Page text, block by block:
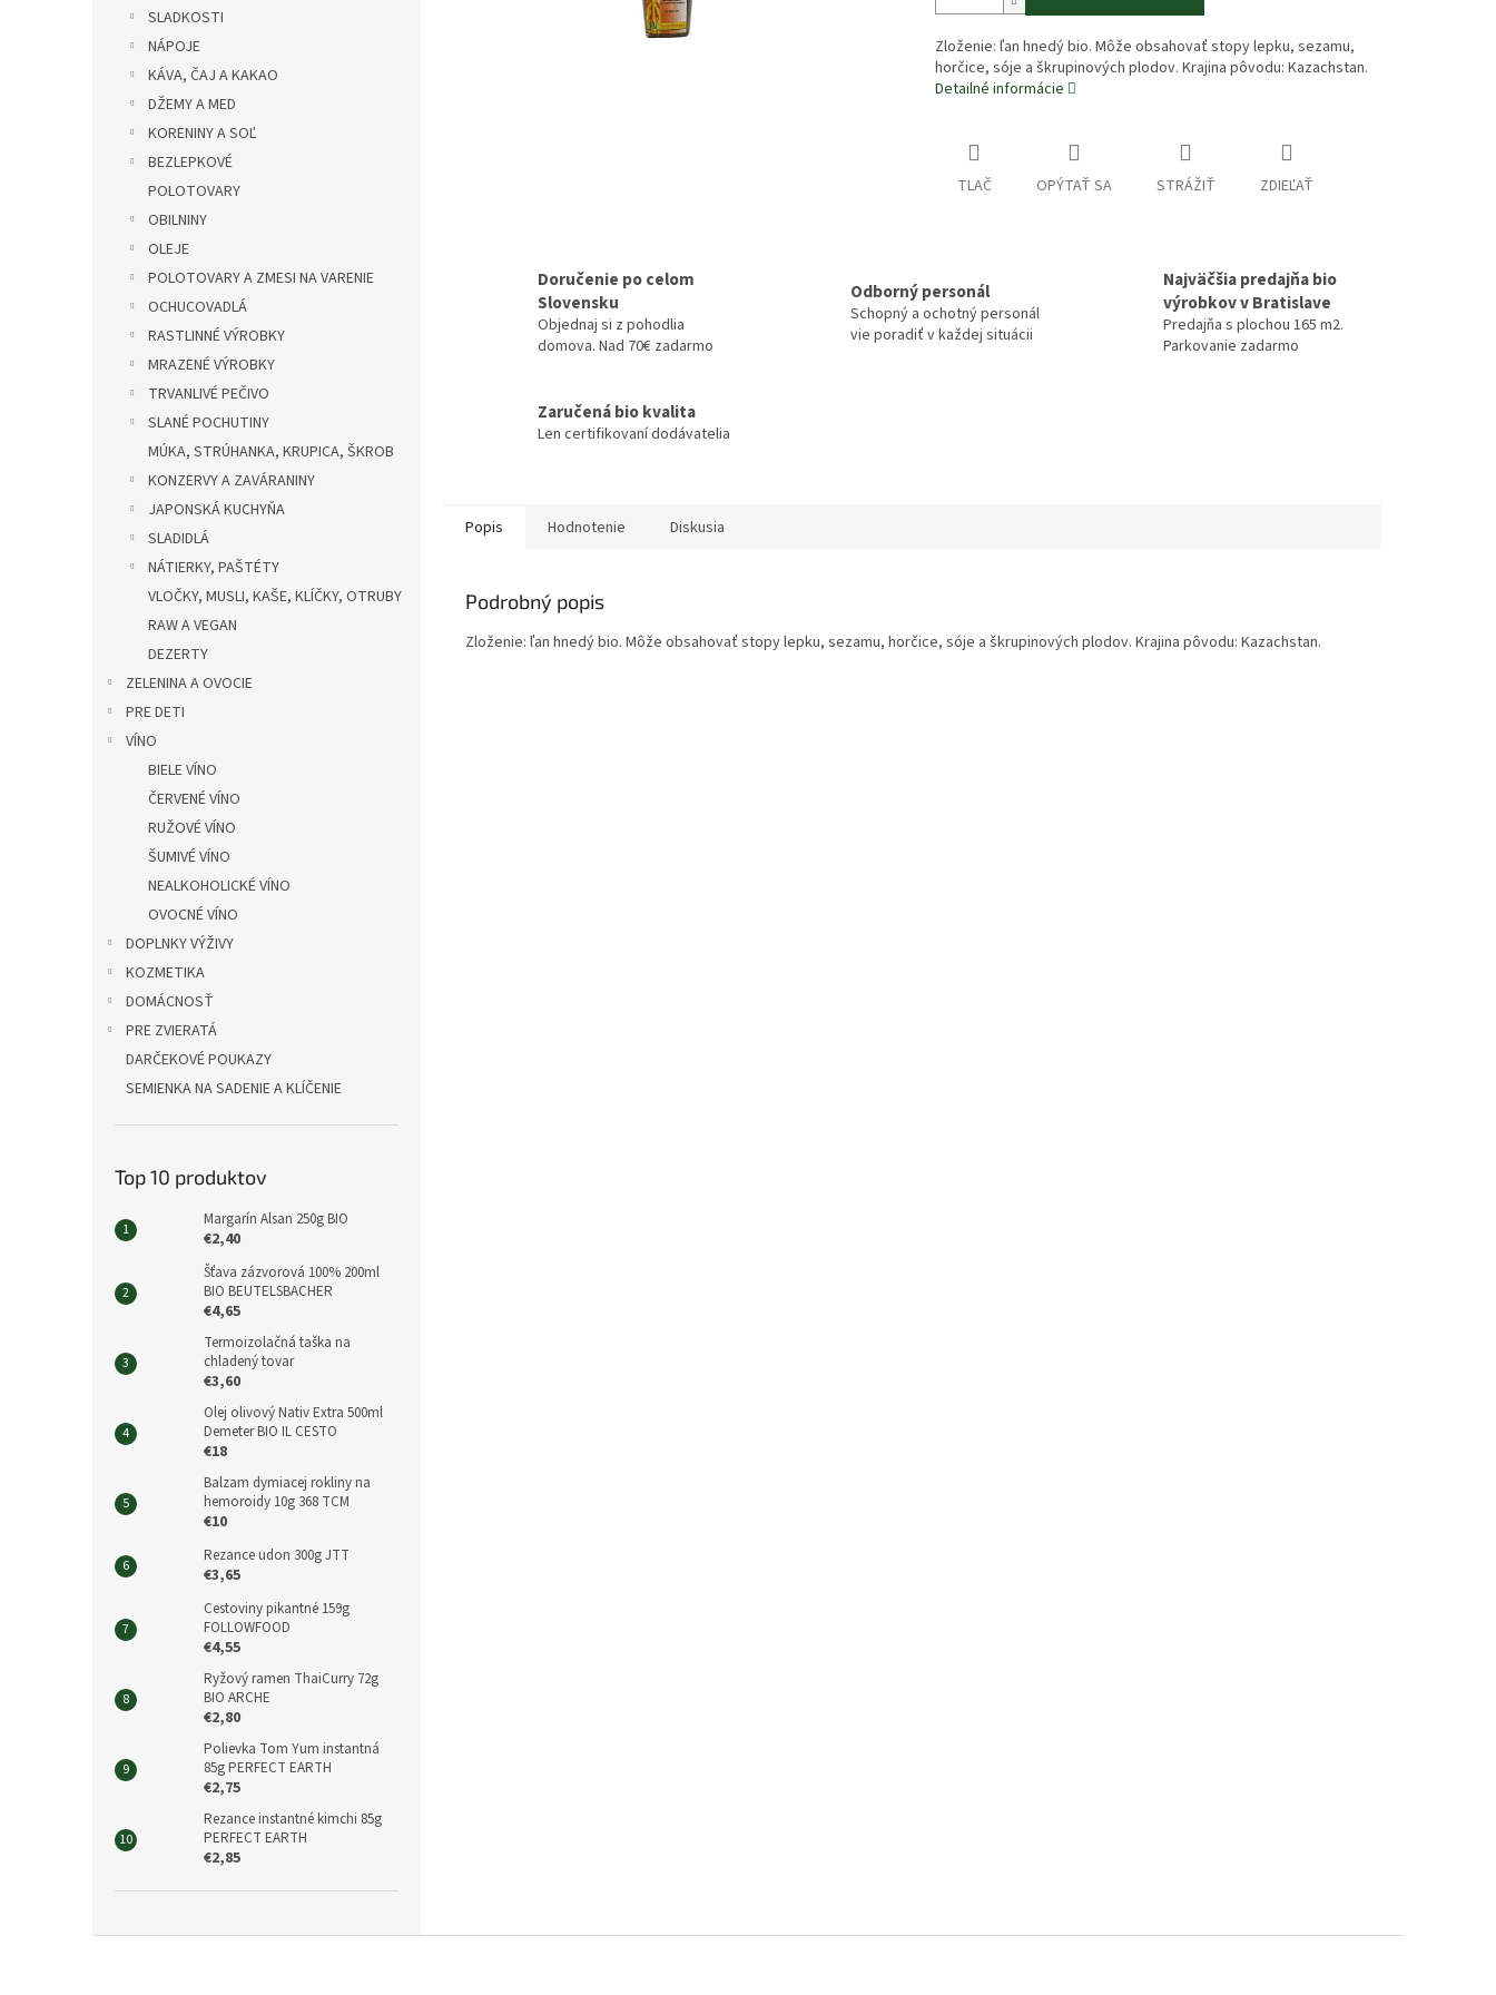
SLADKOSTI
NÁPOJE
KÁVA, ČAJ A KAKAO
DŽEMY A MED
KORENINY A SOĽ
BEZLEPKOVÉ
POLOTOVARY
OBILNINY
OLEJE
POLOTOVARY A ZMESI NA VARENIE
OCHUCOVADLÁ
RASTLINNÉ VÝROBKY
MRAZENÉ VÝROBKY
TRVANLIVÉ PEČIVO
SLANÉ POCHUTINY
MÚKA, STRÚHANKA, KRUPICA, ŠKROB
KONZERVY A ZAVÁRANINY
JAPONSKÁ KUCHYŇA
SLADIDLÁ
NÁTIERKY, PAŠTÉTY
VLOČKY, MUSLI, KAŠE, KLÍČKY, OTRUBY
RAW A VEGAN
DEZERTY
ZELENINA A OVOCIE
PRE DETI
VÍNO
BIELE VÍNO
ČERVENÉ VÍNO
RUŽOVÉ VÍNO
ŠUMIVÉ VÍNO
NEALKOHOLICKÉ VÍNO
OVOCNÉ VÍNO
DOPLNKY VÝŽIVY
KOZMETIKA
DOMÁCNOSŤ
PRE ZVIERATÁ
DARČEKOVÉ POUKAZY
SEMIENKA NA SADENIE A KLÍČENIE
Top 10 produktov
Margarín Alsan 250g BIO
€2,40
Šťava zázvorová 100% 200ml
BIO BEUTELSBACHER
€4,65
Termoizolačná taška na
chladený tovar
€3,60
Olej olivový Nativ Extra 500ml
Demeter BIO IL CESTO
€18
Balzam dymiacej rokliny na
hemoroidy 10g 368 TCM
€10
Rezance udon 300g JTT
€3,65
Cestoviny pikantné 159g
FOLLOWFOOD
€4,55
Ryžový ramen ThaiCurry 72g
BIO ARCHE
€2,80
Polievka Tom Yum instantná
85g PERFECT EARTH
€2,75
Rezance instantné kimchi 85g
PERFECT EARTH
€2,85
Zloženie: ľan hnedý bio. Môže obsahovať stopy lepku, sezamu,
horčice, sóje a škrupinových plodov. Krajina pôvodu: Kazachstan.
Detailné informácie
TLAČ OPÝTAŤ SA STRÁŽIŤ ZDIEĽAŤ
Doručenie po celom
Slovensku
Objednaj si z pohodlia
domova. Nad 70€ zadarmo
Odborný personál
Schopný a ochotný personál
vie poradiť v každej situácii
Najväčšia predajňa bio
výrobkov v Bratislave
Predajňa s plochou 165 m2.
Parkovanie zadarmo
Zaručená bio kvalita
Len certifikovaní dodávatelia
Popis Hodnotenie Diskusia
Podrobný popis
Zloženie: ľan hnedý bio. Môže obsahovať stopy lepku, sezamu, horčice, sóje a škrupinových plodov. Krajina pôvodu: Kazachstan.